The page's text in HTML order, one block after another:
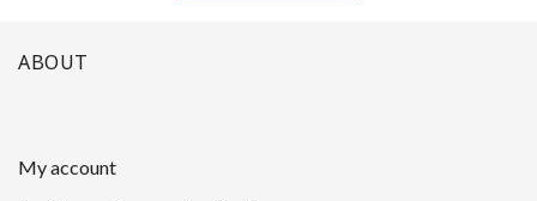
ABOUT
My account